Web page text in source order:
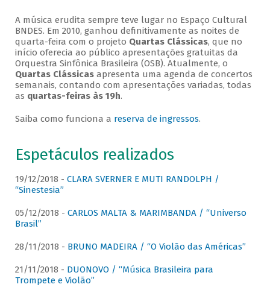
A música erudita sempre teve lugar no Espaço Cultural
BNDES. Em 2010, ganhou definitivamente as noites de
quarta-feira com o projeto Quartas Clássicas, que no
início oferecia ao público apresentações gratuitas da
Orquestra Sinfônica Brasileira (OSB). Atualmente, o
Quartas Clássicasapresenta uma agenda de concertos
semanais, contando com apresentações variadas, todas
as quartas-feiras às 19h.
Saiba como funciona a reserva de ingressos.
Espetáculos realizados
19/12/2018 - CLARA SVERNER E MUTI RANDOLPH /
“Sinestesia”
05/12/2018 - CARLOS MALTA & MARIMBANDA / “Universo
Brasil”
28/11/2018 - BRUNO MADEIRA / “O Violão das Américas”
21/11/2018 - DUONOVO / “Música Brasileira para
Trompete e Violão”